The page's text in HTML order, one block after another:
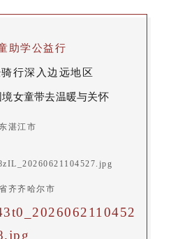
助学公益行
行深入边远地区
女童带去温暖与关怀
湛江市
齐齐哈尔市